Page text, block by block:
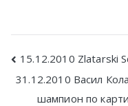
Post
15.12.2010 Zlatarski
31.12.2010 Васил
шампион по